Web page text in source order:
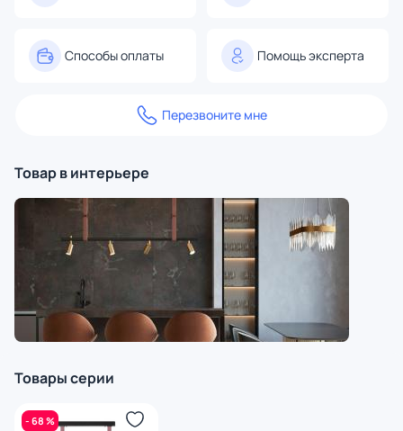
Способы оплаты Помощь эксперта
Перезвоните мне
Товар в интерьере
Товары серии
- 68 %